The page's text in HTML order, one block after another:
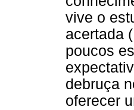
vive o
acertada
poucos
debruça
oferecer